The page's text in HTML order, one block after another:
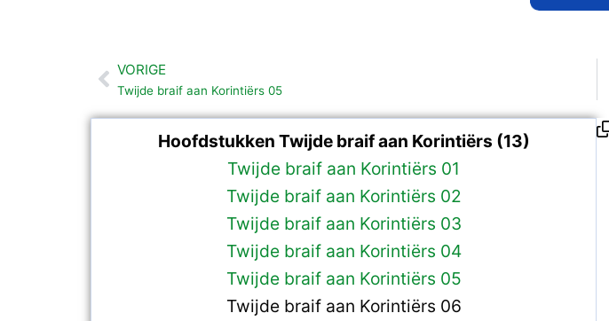
Vorige
VORIGE
Twijde braif aan Korintiërs 05
Hoofdstukken Twijde braif aan Korintiërs (13)
Twijde braif aan Korintiërs 01
Twijde braif aan Korintiërs 02
Twijde braif aan Korintiërs 03
Twijde braif aan Korintiërs 04
Twijde braif aan Korintiërs 05
Twijde braif aan Korintiërs 06